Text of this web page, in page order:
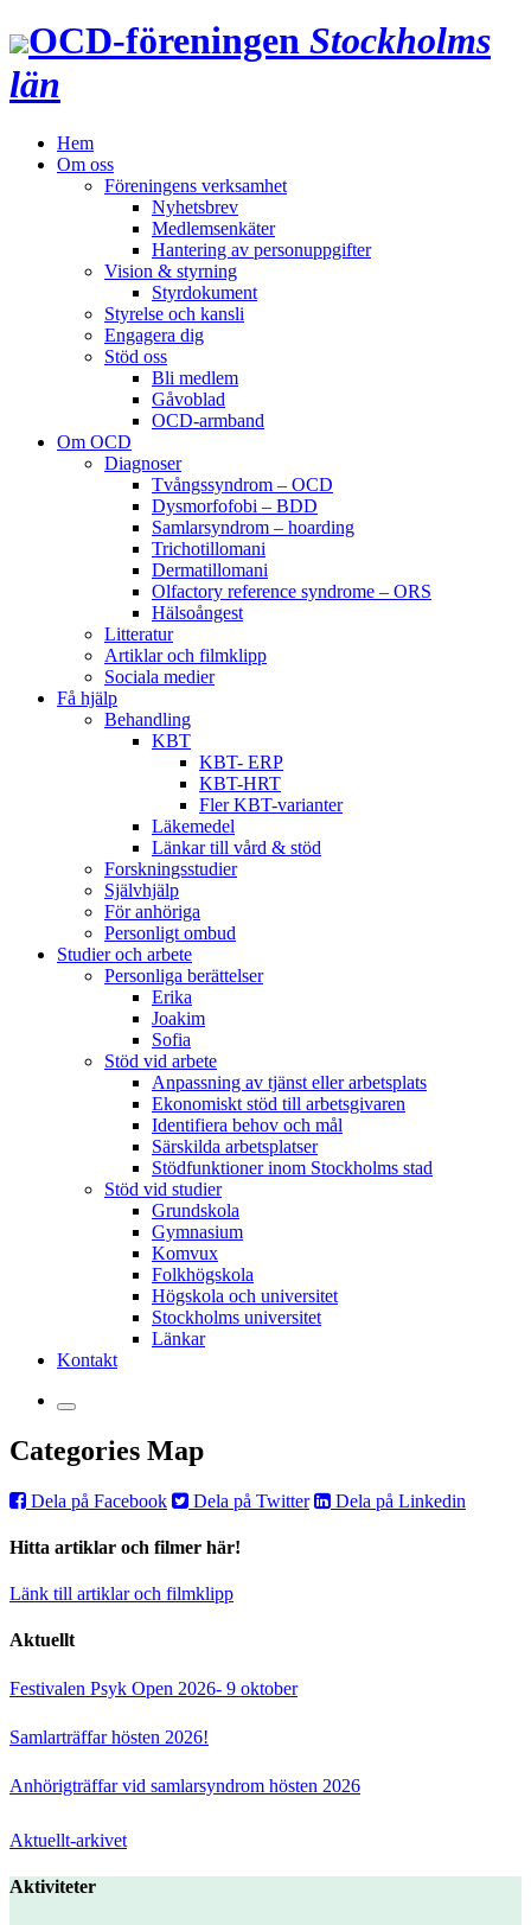
OCD‑föreningen Stockholms
län
Hem
Om oss
Föreningens verksamhet
Nyhetsbrev
Medlemsenkäter
Hantering av personuppgifter
Vision & styrning
Styrdokument
Styrelse och kansli
Engagera dig
Stöd oss
Bli medlem
Gåvoblad
OCD-armband
Om OCD
Diagnoser
Tvångssyndrom – OCD
Dysmorfofobi – BDD
Samlarsyndrom – hoarding
Trichotillomani
Dermatillomani
Olfactory reference syndrome – ORS
Hälsoångest
Litteratur
Artiklar och filmklipp
Sociala medier
Få hjälp
Behandling
KBT
KBT- ERP
KBT-HRT
Fler KBT-varianter
Läkemedel
Länkar till vård & stöd
Forskningsstudier
Självhjälp
För anhöriga
Personligt ombud
Studier och arbete
Personliga berättelser
Erika
Joakim
Sofia
Stöd vid arbete
Anpassning av tjänst eller arbetsplats
Ekonomiskt stöd till arbetsgivaren
Identifiera behov och mål
Särskilda arbetsplatser
Stödfunktioner inom Stockholms stad
Stöd vid studier
Grundskola
Gymnasium
Komvux
Folkhögskola
Högskola och universitet
Stockholms universitet
Länkar
Kontakt
Categories Map
Dela på Facebook Dela på Twitter Dela på Linkedin
Hitta artiklar och filmer här!
Länk till artiklar och filmklipp
Aktuellt
Festivalen Psyk Open 2026- 9 oktober
Samlarträffar hösten 2026!
Anhörigträffar vid samlarsyndrom hösten 2026
Aktuellt-arkivet
Aktiviteter